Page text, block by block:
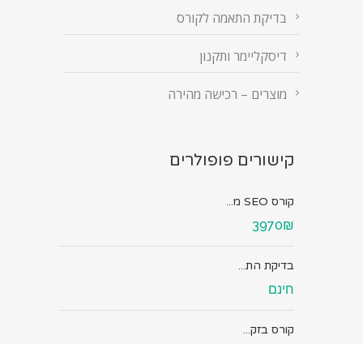
בדיקת התאמה לקורס
דיסקליימר ותקנון
מוצרים – רכישה מהירה
קישורים פופולרים
קורס SEO מ...
3970₪
בדיקת הת...
חינם
קורס בזק...